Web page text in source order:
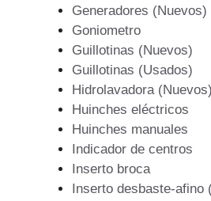
Generadores (Nuevos)
Goniometro
Guillotinas (Nuevos)
Guillotinas (Usados)
Hidrolavadora (Nuevos)
Huinches eléctricos
Huinches manuales
Indicador de centros
Inserto broca
Inserto desbaste-afino